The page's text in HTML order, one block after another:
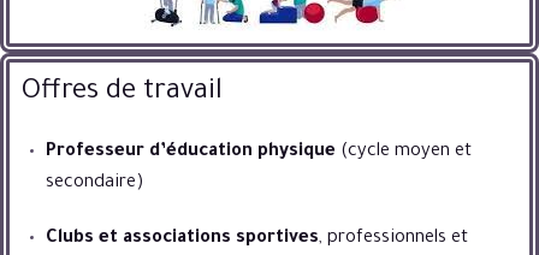
Offres de travail
Professeur d’éducation physique (cycle moyen et
secondaire)
Clubs et associations sportives, professionnels et